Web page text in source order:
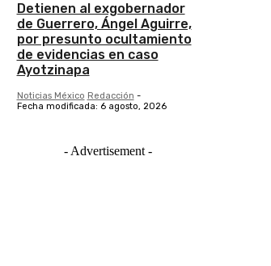
Detienen al exgobernador
de Guerrero, Ángel Aguirre,
por presunto ocultamiento
de evidencias en caso
Ayotzinapa
Noticias México Redacción -
Fecha modificada: 6 agosto, 2026
- Advertisement -